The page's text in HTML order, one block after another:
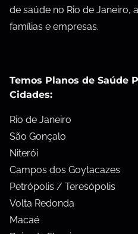
de saúde no Rio de Janeiro,
famílias e empresas.
Temos Planos de Saúde
Cidades:
Rio de Janeiro
São Gonçalo
Niterói
Campos dos Goytacazes
Petrópolis / Teresópolis
Volta Redonda
Macaé